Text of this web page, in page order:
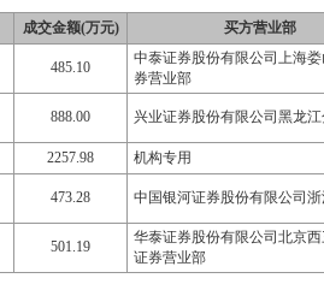
成交金额(万元) 买方营业部
485.10
中泰证券股份有限公司上海
券营业部
888.00 兴业证券股份有限公司黑龙江
2257.98 机构专用
473.28 中国银河证券股份有限公司浙
501.19
华泰证券股份有限公司北京
证券营业部